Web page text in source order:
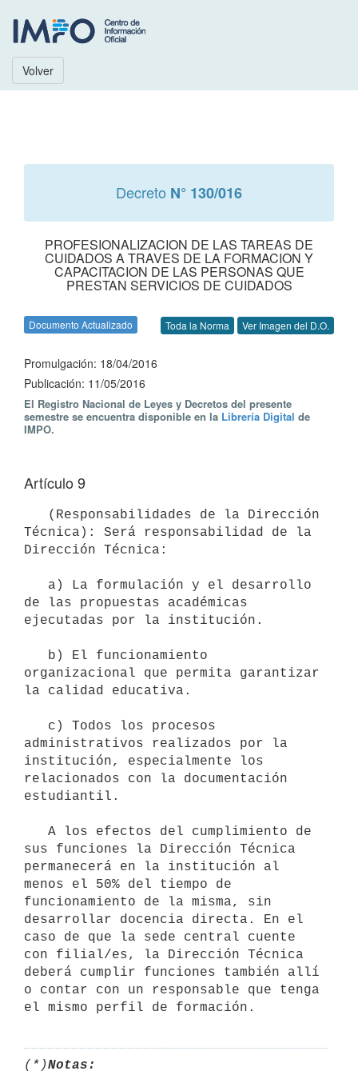
Volver
Decreto N° 130/016
PROFESIONALIZACION DE LAS TAREAS DE
CUIDADOS A TRAVES DE LA FORMACION Y
CAPACITACION DE LAS PERSONAS QUE
PRESTAN SERVICIOS DE CUIDADOS
Documento Actualizado Toda la Norma Ver Imagen del D.O.
Promulgación: 18/04/2016
Publicación: 11/05/2016
El Registro Nacional de Leyes y Decretos del presente
semestre se encuentra disponible en la Librería Digital de
IMPO.
Artículo 9
Técnica): Será responsabilidad de la
Dirección Técnica:
de las propuestas académicas
ejecutadas por la institución.
organizacional que permita garantizar
la calidad educativa.
administrativos realizados por la
institución, especialmente los
relacionados con la documentación
estudiantil.
sus funciones la Dirección Técnica
permanecerá en la institución al
menos el 50% del tiempo de
funcionamiento de la misma, sin
desarrollar docencia directa. En el
caso de que la sede central cuente
con filial/es, la Dirección Técnica
deberá cumplir funciones también allí
o contar con un responsable que tenga
(*)Notas: